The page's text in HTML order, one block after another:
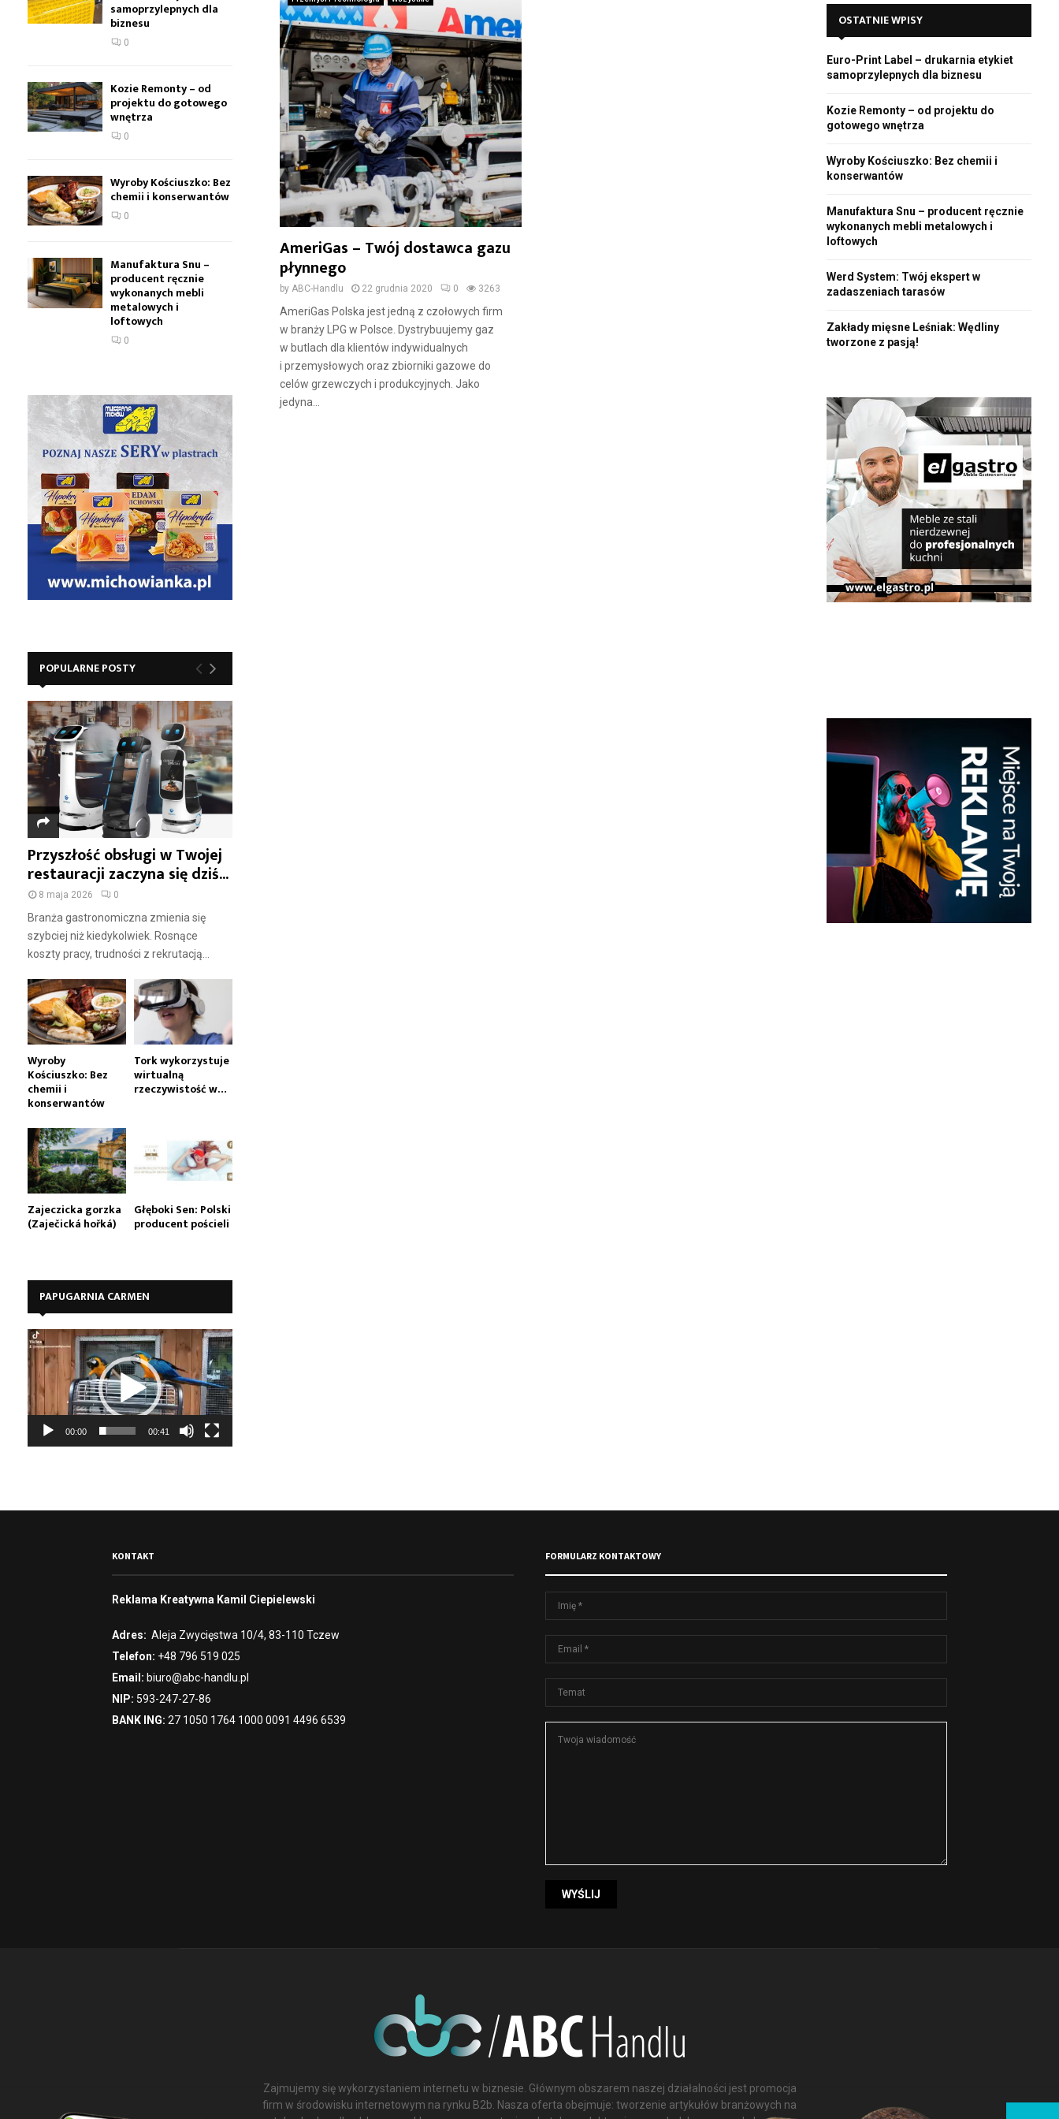
AmeriGas – Twój dostawca gazu
płynnego
by ABC-Handlu 22 grudnia 2020 0 3263
AmeriGas Polska jest jedną z czołowych firm
w branży LPG w Polsce. Dystrybuujemy gaz
w butlach dla klientów indywidualnych
i przemysłowych oraz zbiorniki gazowe do
celów grzewczych i produkcyjnych. Jako
jedyna...
samoprzylepnych dla
biznesu
0
Kozie Remonty – od
projektu do gotowego
wnętrza
0
Wyroby Kościuszko: Bez
chemii i konserwantów
0
Manufaktura Snu –
producent ręcznie
wykonanych mebli
metalowych i
loftowych
0
POPULARNE POSTY
Przyszłość obsługi w Twojej
restauracji zaczyna się dziś...
8 maja 2026 0
Branża gastronomiczna zmienia się
szybciej niż kiedykolwiek. Rosnące
koszty pracy, trudności z rekrutacją...
Wyroby
Kościuszko: Bez
chemii i
konserwantów
Tork wykorzystuje
wirtualną
rzeczywistość w…
Zajeczicka gorzka
(Zaječická hořká)
Głęboki Sen: Polski
producent pościeli
PAPUGARNIA CARMEN
O
t
a
r
00:00 00:41
r
:
E
A
R
OSTATNIE WPISY
Euro-Print Label – drukarnia etykiet
samoprzylepnych dla biznesu
Kozie Remonty – od projektu do
gotowego wnętrza
Wyroby Kościuszko: Bez chemii i
konserwantów
Manufaktura Snu – producent ręcznie
wykonanych mebli metalowych i
loftowych
Werd System: Twój ekspert w
zadaszeniach tarasów
Zakłady mięsne Leśniak: Wędliny
tworzone z pasją!
KONTAKT
Reklama Kreatywna Kamil Ciepielewski
Adres: Aleja Zwycięstwa 10/4, 83-110 Tczew
Telefon: +48 796 519 025
Email: biuro@abc-handlu.pl
NIP: 593-247-27-86
BANK ING: 27 1050 1764 1000 0091 4496 6539
FORMULARZ KONTAKTOWY
Zajmujemy się wykorzystaniem internetu w biznesie. Głównym obszarem naszej działalności jest promocja
firm w środowisku internetowym na rynku B2b. Nasza oferta obejmuje: tworzenie artykułów branżowych na